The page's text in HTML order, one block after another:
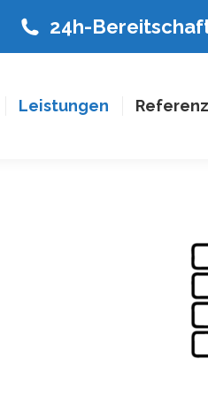
24h-
Leistungen